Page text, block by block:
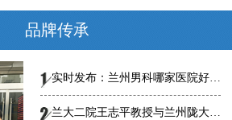
品牌传承
实时发布：兰州男科哪家医院好-总榜发布--兰州陇大医院怎么样?
兰大二院王志平教授与兰州陇大男科医院专家共话男科规范、创新诊疗，